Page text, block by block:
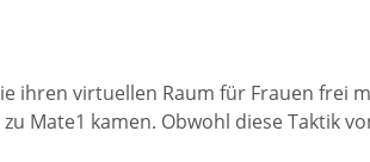
ihren virtuellen Raum für Frauen frei
Mate1 kamen. Obwohl diese Taktik